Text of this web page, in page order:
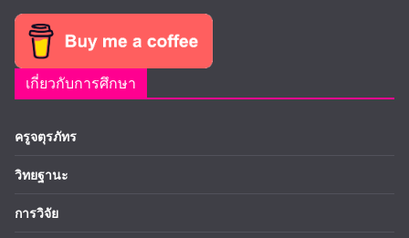
เกี่ยวกับการศึกษา
ครูจตุรภัทร
วิทยฐานะ
การวิจัย